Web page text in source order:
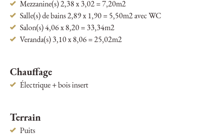
Mezzanine(s) 2,38 x 3,02 = 7,20m2
Salle(s) de bains 2,89 x 1,90 = 5,50m2 avec WC
Salon(s) 4,06 x 8,20 = 33,34m2
Veranda(s) 3,10 x 8,06 = 25,02m2
Chauffage
Électrique + bois insert
Terrain
Puits